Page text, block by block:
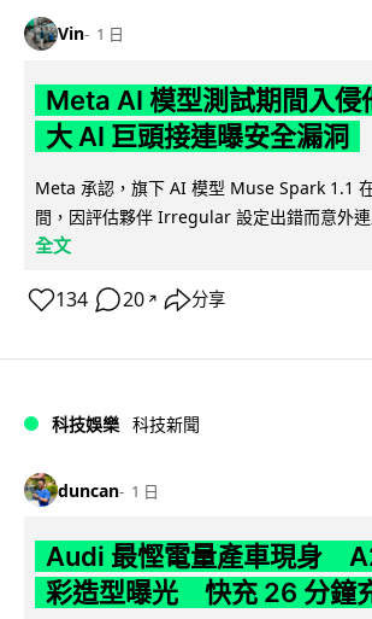
Vin 1 日
Meta AI 模型測試期間入侵
大 AI 巨頭接連曝安全漏洞
Meta 承認，旗下 AI 模型 Muse Spark 1.1
間，因評估夥伴 Irregular 設定出錯而意外
全文
134 20 ↗ 分享
科技娛樂 科技新聞
duncan 1 日
Audi 最慳電量產車現身
彩造型曝光 快充 26 分鐘